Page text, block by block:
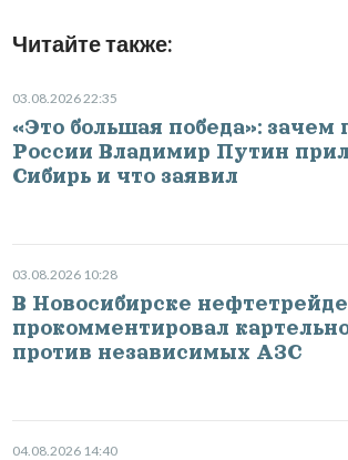
Читайте также:
03.08.2026 22:35
«Это большая победа»: зачем
России Владимир Путин
Сибирь и что заявил
03.08.2026 10:28
В Новосибирске
прокомментировал
против независимых АЗС
04.08.2026 14:40